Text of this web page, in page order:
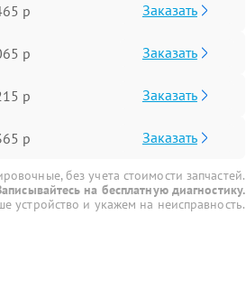
р Заказать
р Заказать
р Заказать
р Заказать
без учета стоимости запчастей.
на бесплатную диагностику.
устройство и укажем на неисправность.